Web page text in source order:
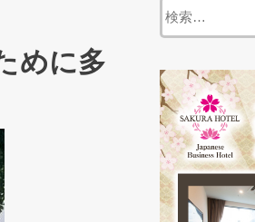
めに多